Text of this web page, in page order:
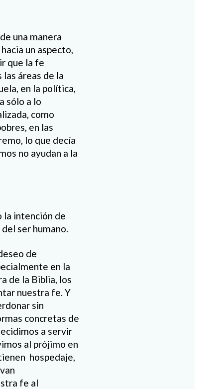
una manera
un aspecto,
que la fe
áreas de la
en la política,
sólo a lo
como
en las
lo que decía
no ayudan a la
la intención de
ser humano.
de
en la
de la Biblia, los
nuestra fe. Y
sin
concretas de
a servir
al prójimo en
hospedaje,
fe al